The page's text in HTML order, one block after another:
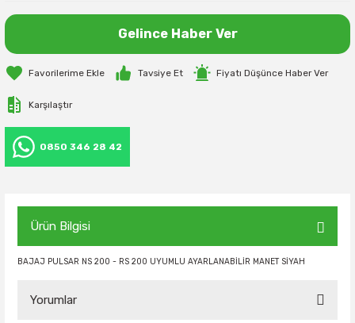
Gelince Haber Ver
Tavsiye Et Fiyatı Düşünce Haber Ver
Karşılaştır
0850 346 28 42
Ürün Bilgisi
BAJAJ PULSAR NS 200 - RS 200 UYUMLU AYARLANABİLİR MANET SİYAH
Yorumlar